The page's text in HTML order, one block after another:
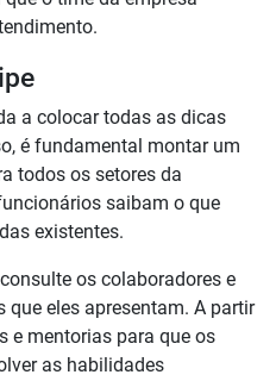
a colocar todas as dicas
é fundamental montar um
todos os setores da
saibam o que
existentes.
os colaboradores e
que eles apresentam. A partir
e mentorias para que os
as habilidades